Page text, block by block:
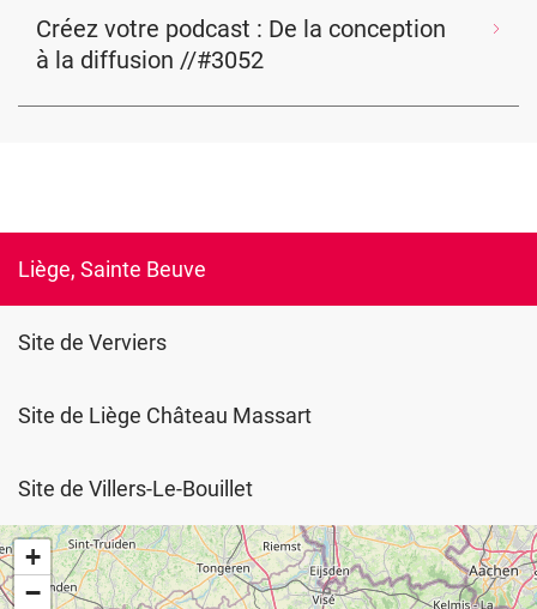
Créez votre podcast : De la conception
à la diffusion //#3052
+
−
Liège, Sainte Beuve
Site de Verviers
Site de Liège Château Massart
Site de Villers-Le-Bouillet